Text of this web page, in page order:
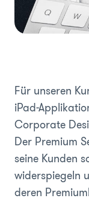
Für unseren
iPad-
Corporate
Der Premium
seine Kunden
widerspiegeln
deren